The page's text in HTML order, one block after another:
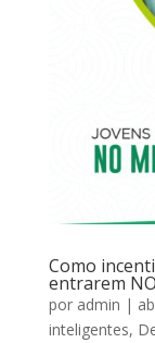
Como
entrarem NO
por admin |
inteligentes,